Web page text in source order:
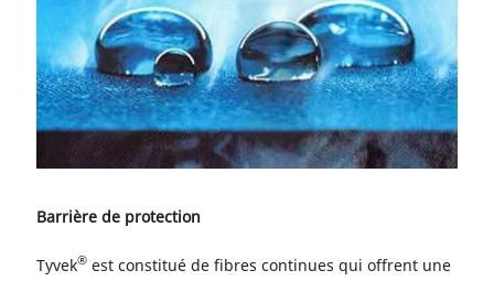
Barrière de protection
Tyvek® est constitué de fibres continues qui offrent une